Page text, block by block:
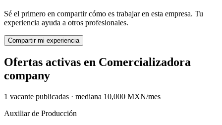
Sé el primero en compartir cómo es trabajar en esta empresa. Tu
experiencia ayuda a otros profesionales.
Compartir mi experiencia
Ofertas activas en Comercializadora
company
1 vacante publicadas · mediana 10,000 MXN/mes
Auxiliar de Producción